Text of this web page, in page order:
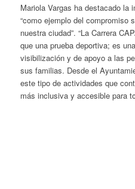
Mariola Vargas ha destacado la
“como ejemplo del compromiso
nuestra ciudad”. “La Carrera
que una prueba deportiva; es
visibilización y de apoyo a las
sus familias. Desde el
este tipo de actividades que
más inclusiva y accesible para